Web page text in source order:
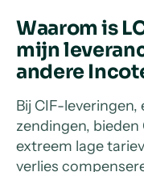
Waarom is
mijn
andere
Bij CIF-leveringen,
zendingen,
extreem lage
verlies